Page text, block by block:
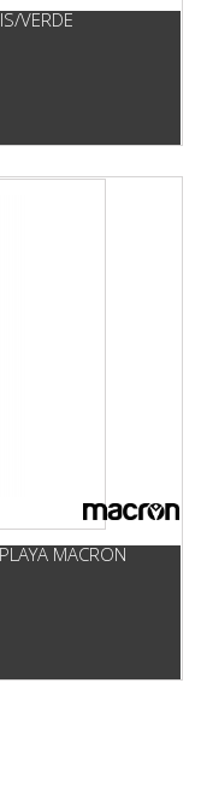
VERDE
MACRON